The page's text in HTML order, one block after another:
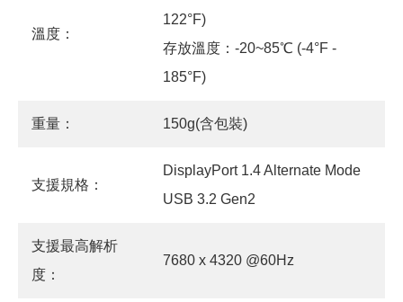
溫度：
122°F)
存放溫度：-20~85℃ (-4°F -
185°F)
重量： 150g(含包裝)
支援規格：
DisplayPort 1.4 Alternate Mode
USB 3.2 Gen2
支援最高解析
度：
7680 x 4320 @60Hz